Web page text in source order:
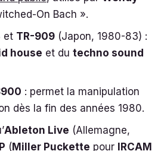
On Bach ».
et TR-909 (Japon, 1980-83) :
house et du techno sound
: permet la manipulation
dès la fin des années 1980.
Ableton Live (Allemagne,
( Miller Puckette pour
IRCAM